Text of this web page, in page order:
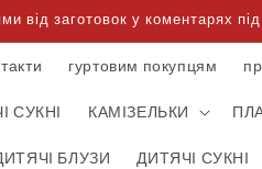
заготовок у коментарях
гуртовим покупцям
СУКНІ КАМІЗЕЛЬКИ
БЛУЗИ ДИТЯЧІ СУКНІ